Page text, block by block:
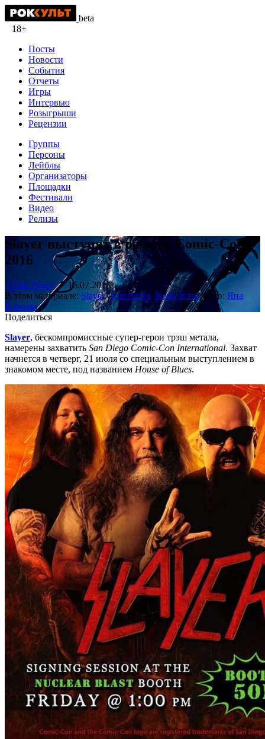
beta
18+
Посты
Новости
События
Отчеты
Игры
Интервью
Розыгрыши
Рецензии
Группы
Персоны
Лейблы
Организаторы
Площадки
Фестивали
Видео
Релизы
Slayer выступят в рамках Comic-Con
2016
Dante Black 16.07.2016
625
В этом материале: Slayer,Tom Araya, Kerry King Фото: Яна
Бобкова
Поделиться
Slayer, бескомпромиссные супер-герои трэш метала,
намерены захватить San Diego Comic-Con International. Захват
начнется в четверг, 21 июля со специальным выступлением в
знакомом месте, под названием House of Blues.